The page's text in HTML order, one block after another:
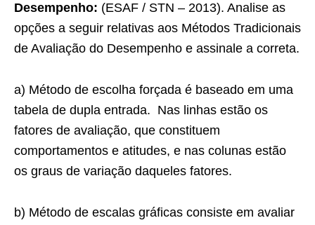
Desempenho: (ESAF / STN – 2013). Analise as
opções a seguir relativas aos Métodos Tradicionais
de Avaliação do Desempenho e assinale a correta.
a) Método de escolha forçada é baseado em uma
tabela de dupla entrada. Nas linhas estão os
fatores de avaliação, que constituem
comportamentos e atitudes, e nas colunas estão
os graus de variação daqueles fatores.
b) Método de escalas gráficas consiste em avaliar